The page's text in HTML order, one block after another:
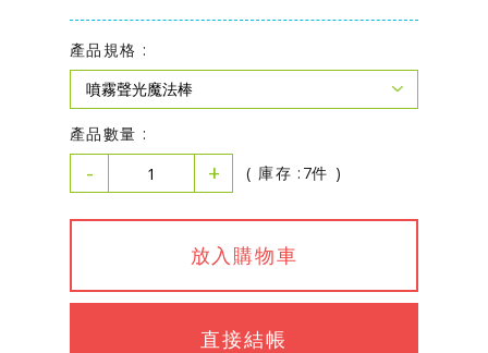
產品規格 :
產品數量 :
- + ( 庫存 :7件 )
放入購物車
直接結帳